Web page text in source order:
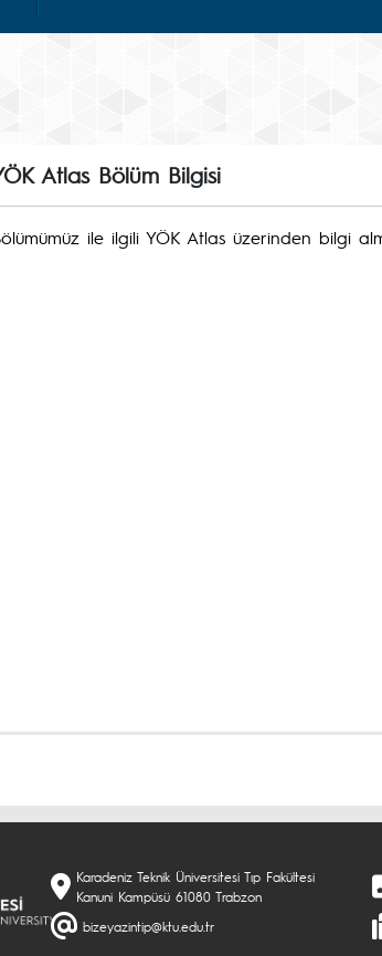
Atlas Bölüm Bilgisi
ile ilgili YÖK Atlas üzerinden bilgi
Karadeniz Teknik Üniversitesi Tıp Fakültesi
Kanuni Kampüsü 61080 Trabzon
bizeyazintip@ktu.edu.tr